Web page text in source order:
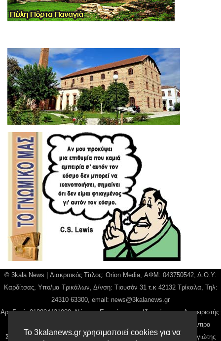
Το 3kalanews.gr χρησιμοποιεί cookies για να
© 3kala News | Διακριτικός Τίτλος: Orion Media, ΑΦΜ: 043750542, Δ.Ο.Υ:
Καρδίτσας, Υπο/μα Τρικάλων, Δ/νση: Τιουσόν 31 τ.κ 42132 Τρίκαλα, Τηλ:
24310 63300, email: news@3kalanews.gr
Αρ. Γεμή: 018804431000, Νόμιμος Εκπρόσωπος, Ιδιοκτήτης και Διαχειριστής:
Παναγιώτης Φιλίππου, Διευθύντρια: Γιαννουσά Βασιλική, Διευθύντιρα
Σύνταξης: Μπαλαμπάνη Βασιλική. Δικαιούχος domain name Παναγιώτης